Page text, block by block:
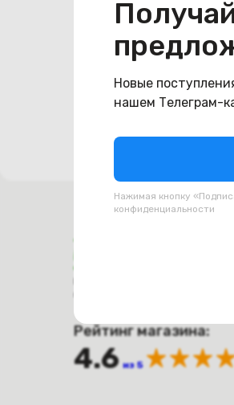
Новые
нашем Телеграм-
Нажимая кнопку
конфиденциальности
Рейтинг магазина:
4.6 из 5